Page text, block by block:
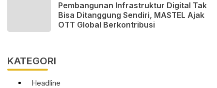
Pembangunan Infrastruktur Digital Tak
Bisa Ditanggung Sendiri, MASTEL Ajak
OTT Global Berkontribusi
KATEGORI
Headline